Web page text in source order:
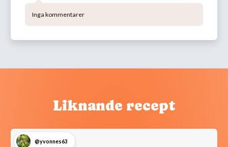
Inga kommentarer
Liknande recept
@yvonnes63